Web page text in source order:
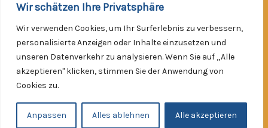
Wir schätzen Ihre Privatsphäre
Wir verwenden Cookies, um Ihr Surferlebnis zu verbessern,
personalisierte Anzeigen oder Inhalte einzusetzen und
unseren Datenverkehr zu analysieren. Wenn Sie auf „Alle
akzeptieren" klicken, stimmen Sie der Anwendung von
Cookies zu.
Anpassen Alles ablehnen Alle akzeptieren
Werde Mitglied!
Impressum
Datenschutzerklärung
Copyright © 2026